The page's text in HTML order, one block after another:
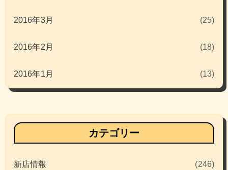
2016年3月 (25)
2016年2月 (18)
2016年1月 (13)
カテゴリー
新店情報 (246)